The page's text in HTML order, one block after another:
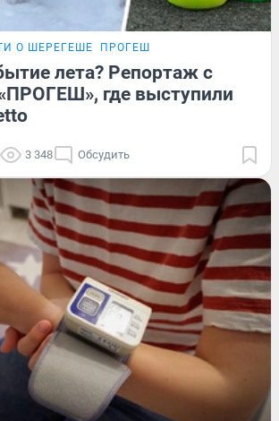
О ШЕРЕГЕШЕ ПРОГЕШ
лета? Репортаж с
где выступили
3 348 Обсудить